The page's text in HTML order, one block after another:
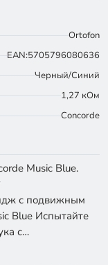
Ortofon
EAN:5705796080636
Черный/Синий
1,27 кОм
Concorde
Music Blue.
с подвижным
Blue Испытайте
с…